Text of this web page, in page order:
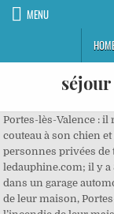
MENU
Portes-lès-Valence : il
couteau à son chien
personnes privées de
ledauphine.com; il y
dans un garage
de leur maison,